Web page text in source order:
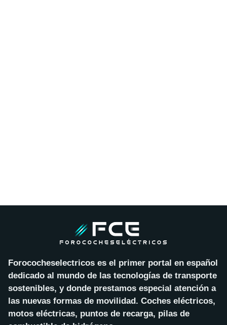
Forococheselectricos es el primer portal en español
dedicado al mundo de las tecnologías de transporte
sostenibles, y donde prestamos especial atención a
las nuevas formas de movilidad. Coches eléctricos,
motos eléctricas, puntos de recarga, pilas de